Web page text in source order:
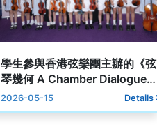
學生參與香港弦樂團主辦的《弦
琴幾何 A Chamber Dialogue》
音樂會演出
2026-05-15 Details